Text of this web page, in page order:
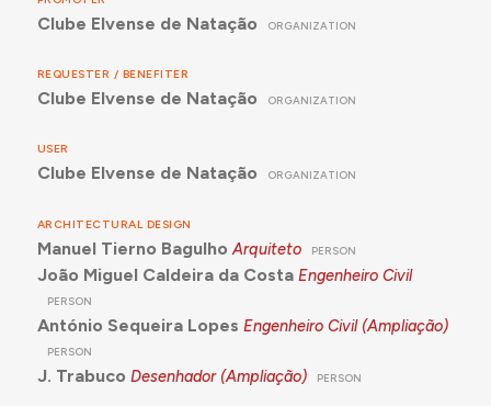
Clube Elvense de Natação ORGANIZATION
REQUESTER / BENEFITER
Clube Elvense de Natação ORGANIZATION
USER
Clube Elvense de Natação ORGANIZATION
ARCHITECTURAL DESIGN
Manuel Tierno Bagulho Arquiteto PERSON
João Miguel Caldeira da Costa Engenheiro Civil
PERSON
António Sequeira Lopes Engenheiro Civil (Ampliação)
PERSON
J. Trabuco Desenhador (Ampliação) PERSON